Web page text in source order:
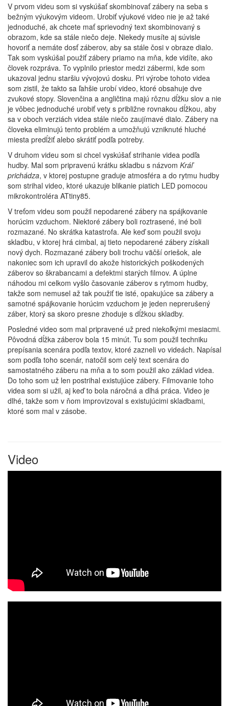
V prvom videu som si vyskúšať skombinovať zábery na seba s
bežným výukovým videom. Urobiť výukové video nie je až také
jednoduché, ak chcete mať sprievodný text skombinovaný s
obrazom, kde sa stále niečo deje. Niekedy musíte aj súvisle
hovoriť a nemáte dosť záberov, aby sa stále čosi v obraze dialo.
Tak som vyskúšal použiť zábery priamo na mňa, kde vidíte, ako
človek rozpráva. To vyplnilo priestor medzi zábermi, kde som
ukazoval jednu staršiu vývojovú dosku. Pri výrobe tohoto videa
som zistil, že takto sa ľahšie urobí video, ktoré obsahuje dve
zvukové stopy. Slovenčina a angličtina majú rôznu dĺžku slov a nie
je vôbec jednoduché urobiť vety s približne rovnakou dĺžkou, aby
sa v oboch verziách videa stále niečo zaujímavé dialo. Zábery na
človeka eliminujú tento problém a umožňujú vzniknuté hluché
miesta predĺžiť alebo skrátiť podľa potreby.
V druhom videu som si chcel vyskúšať strihanie videa podľa
hudby. Mal som pripravenú krátku skladbu s názvom Kráľ
prichádza, v ktorej postupne graduje atmosféra a do rytmu hudby
som strihal video, ktoré ukazuje blikanie piatich LED pomocou
mikrokontroléra ATtiny85.
V treťom videu som použil nepodarené zábery na spájkovanie
horúcim vzduchom. Niektoré zábery boli roztrasené, iné boli
rozmazané. No skrátka katastrofa. Ale keď som použil svoju
skladbu, v ktorej hrá cimbal, aj tieto nepodarené zábery získali
nový dych. Rozmazané zábery boli trochu väčší oriešok, ale
nakoniec som ich upravil do akože historických poškodených
záberov so škrabancami a defektmi starých filmov. A úplne
náhodou mi celkom vyšlo časovanie záberov s rytmom hudby,
takže som nemusel až tak použiť tie isté, opakujúce sa zábery a
samotné spájkovanie horúcim vzduchom je jeden neprerušený
záber, ktorý sa skoro presne zhoduje s dĺžkou skladby.
Posledné video som mal pripravené už pred niekoľkými mesiacmi.
Pôvodná dĺžka záberov bola 15 minút. Tu som použil techniku
prepísania scenára podľa textov, ktoré zazneli vo videách. Napísal
som podľa toho scenár, natočil som celý text scenára do
samostatného záberu na mňa a to som použil ako základ videa.
Do toho som už len postrihal existujúce zábery. Filmovanie toho
videa som si užil, aj keď to bola náročná a dlhá práca. Video je
dlhé, takže som v ňom improvizoval s existujúcimi skladbami,
ktoré som mal v zásobe.
Video